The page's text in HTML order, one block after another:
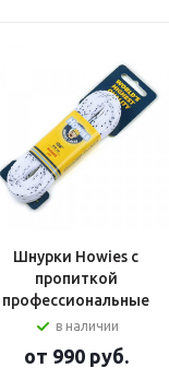
Шнурки Howies с
пропиткой
профессиональные
в наличии
от 990 руб.